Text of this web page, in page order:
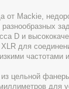
от Mackie,
D и
для
частотами
цельной
для